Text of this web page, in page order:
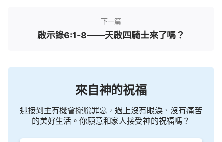
下一篇
啟示錄6:1-8——天啟四騎士來了嗎？
來自神的祝福
迎接到主有機會擺脫罪惡，過上沒有眼淚、沒有痛苦
的美好生活。你願意和家人接受神的祝福嗎？